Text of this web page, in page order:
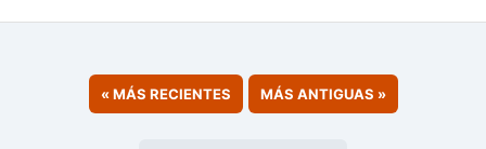
«MÁS RECIENTES MÁS ANTIGUAS »